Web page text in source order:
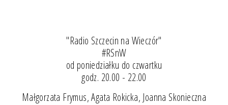
"Radio Szczecin na Wieczór"
#RSnW
od poniedziałku do czwartku
godz. 20.00 - 22.00
Małgorzata Frymus, Agata Rokicka, Joanna Skonieczna